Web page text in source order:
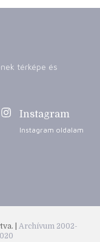
térképe és
Instagram
Instagram oldalam
| Archívum 2002-